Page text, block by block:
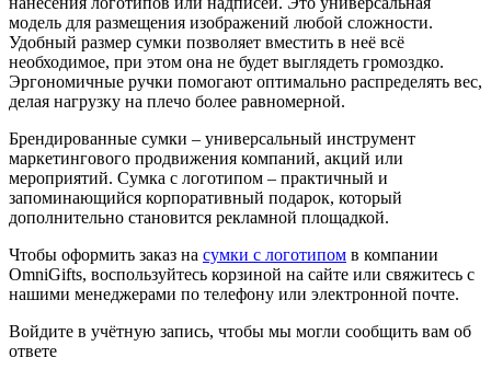
модель для размещения изображений любой сложности.
Удобный размер сумки позволяет вместить в неё всё
необходимое, при этом она не будет выглядеть громоздко.
Эргономичные ручки помогают оптимально распределять вес,
делая нагрузку на плечо более равномерной.
Брендированные сумки – универсальный инструмент
маркетингового продвижения компаний, акций или
мероприятий. Сумка с логотипом – практичный и
запоминающийся корпоративный подарок, который
дополнительно становится рекламной площадкой.
Чтобы оформить заказ на сумки с логотипом в компании
OmniGifts, воспользуйтесь корзиной на сайте или свяжитесь с
нашими менеджерами по телефону или электронной почте.
Войдите в учётную запись, чтобы мы могли сообщить вам об
ответе